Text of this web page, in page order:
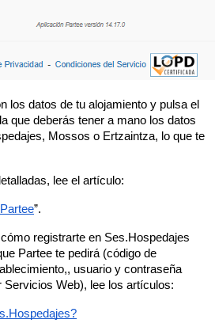
los datos de tu alojamiento y pulsa el
que deberás tener a mano los datos
Mossos o Ertzaintza, lo que te
lee el artículo:
”.
registrarte en Ses.Hospedajes
Partee te pedirá (código de
usuario y contraseña
Servicios Web), lee los artículos: